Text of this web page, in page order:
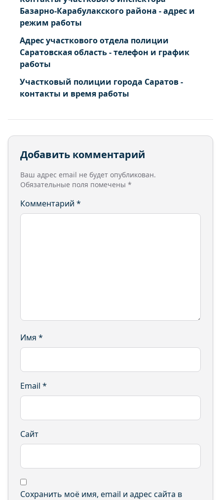
Базарно-Карабулакского района - адрес и
режим работы
Адрес участкового отдела полиции
Саратовская область - телефон и график
работы
Участковый полиции города Саратов -
контакты и время работы
Добавить комментарий
Ваш адрес email не будет опубликован.
Обязательные поля помечены *
Комментарий *
Имя *
Email *
Сайт
Сохранить моё имя, email и адрес сайта в